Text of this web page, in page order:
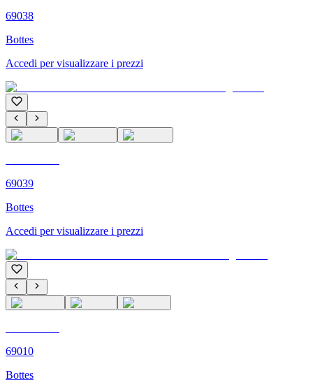
69038
Bottes
Accedi per visualizzare i prezzi
69039
Bottes
Accedi per visualizzare i prezzi
69010
Bottes